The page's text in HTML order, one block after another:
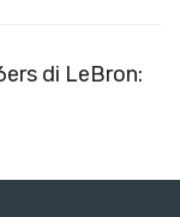
di LeBron: